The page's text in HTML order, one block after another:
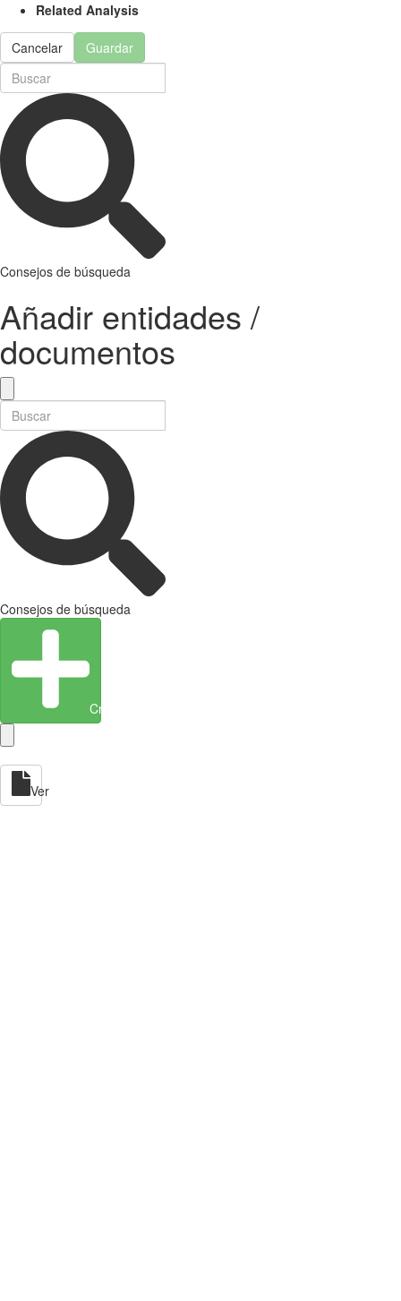
Related Analysis
Cancelar Guardar
Consejos de búsqueda
Añadir entidades /
documentos
Consejos de búsqueda
Crear entidad
Ver